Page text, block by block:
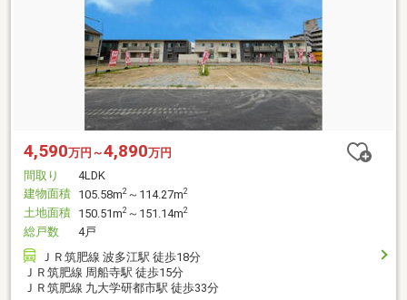
4,590万円～4,890万円
間取り
4LDK
建物面積 105.58m2 ～114.27m2
土地面積 150.51m2 ～151.14m2
総戸数
4戸
ＪＲ筑肥線 波多江駅 徒歩18分
ＪＲ筑肥線 周船寺駅 徒歩15分
ＪＲ筑肥線 九大学研都市駅 徒歩33分